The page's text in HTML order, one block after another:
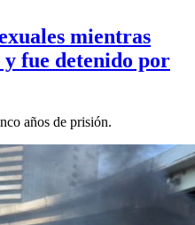
mientras
fue detenido por
años de prisión.